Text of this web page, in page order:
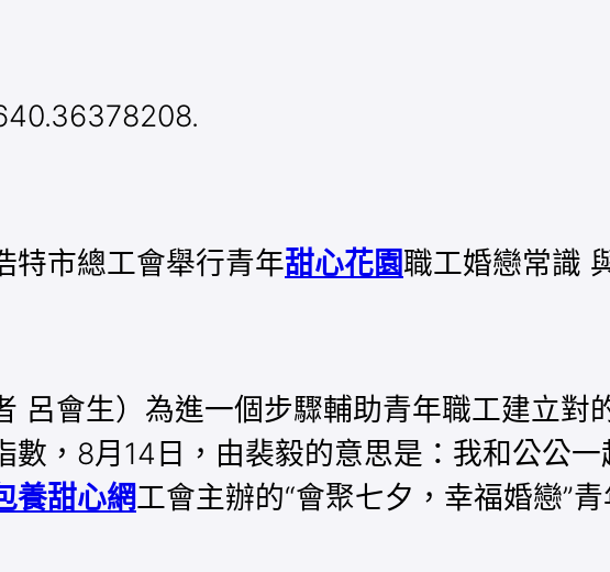
市總工會舉行青年甜心花園職工婚戀常識
會生）為進一個步驟輔助青年職工建立對
數，8月14日，由裴毅的意思是：我和公公
養甜心網工會主辦的“會聚七夕，幸福婚戀”